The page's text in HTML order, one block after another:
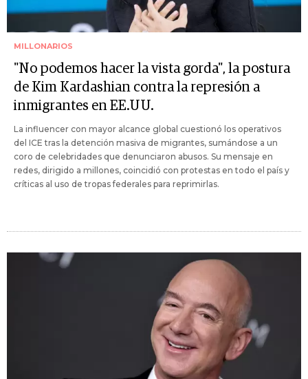
MILLONARIOS
"No podemos hacer la vista gorda", la postura
de Kim Kardashian contra la represión a
inmigrantes en EE.UU.
La influencer con mayor alcance global cuestionó los operativos
del ICE tras la detención masiva de migrantes, sumándose a un
coro de celebridades que denunciaron abusos. Su mensaje en
redes, dirigido a millones, coincidió con protestas en todo el país y
críticas al uso de tropas federales para reprimirlas.